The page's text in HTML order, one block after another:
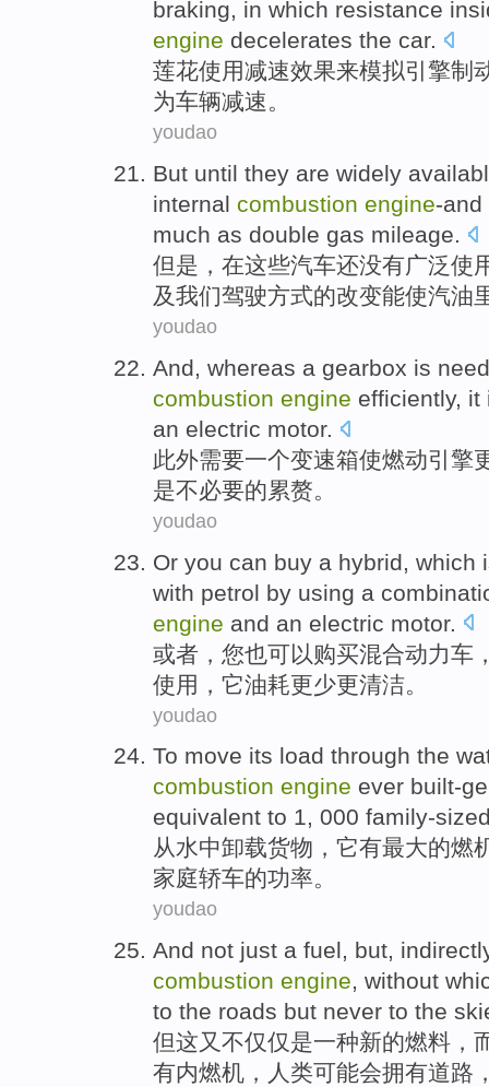
braking, in which resistance
engine decelerates the car.
莲花使用减速效果来模拟引擎制
为车辆减速。
youdao
But until they are widely
internal combustion engine-and
much as double gas mileage.
但是 ，在这些汽车还没有广泛使
及我们驾驶方式的改变能使汽油
youdao
And, whereas a gearbox is
combustion engine efficiently, it
an electric motor.
此外需要一个变速箱使燃动引擎
是不必要的累赘。
youdao
Or you can buy a hybrid which
with petrol by using a
engine and an electric motor.
或者 ， 您也可以 购买混合动力车
使用 ， 它油耗更少更清洁。
youdao
To move its load through the
combustion engine ever built-
equivalent to 1, 000 family-
从水中卸载货物 ， 它有最大的燃
家庭轿车的功率。
youdao
And not just a fuel, but,
combustion engine, without
to the roads but never to the
但这又 不仅仅是一种新的燃料 ，
有内燃机 ， 人类可能会拥有道路